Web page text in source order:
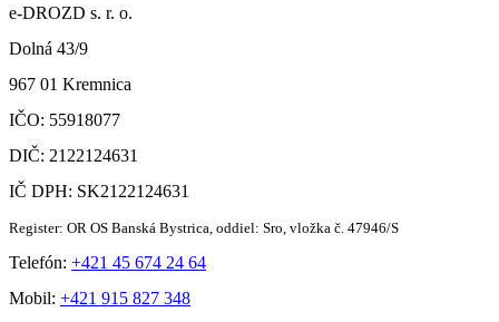
e-DROZD s. r. o.
Dolná 43/9
967 01 Kremnica
IČO: 55918077
DIČ: 2122124631
IČ DPH: SK2122124631
Register: OR OS Banská Bystrica, oddiel: Sro, vložka č. 47946/S
Telefón: +421 45 674 24 64
Mobil: +421 915 827 348